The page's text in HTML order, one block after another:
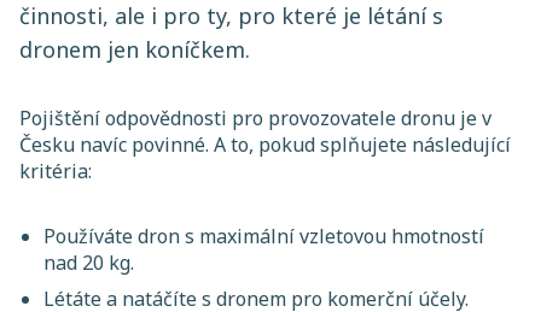
činnosti, ale i pro ty, pro které je létání s
dronem jen koníčkem.
Pojištění odpovědnosti pro provozovatele dronu je v
Česku navíc povinné. A to, pokud splňujete následující
kritéria:
Používáte dron s maximální vzletovou hmotností
nad 20 kg.
Létáte a natáčíte s dronem pro komerční účely.